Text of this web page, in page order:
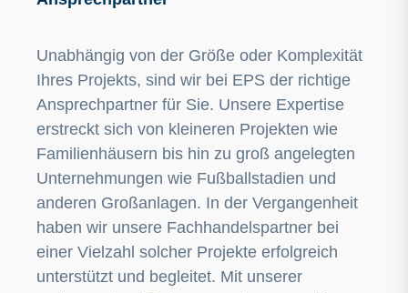
Unabhängig von der Größe oder Komplexität
Ihres Projekts, sind wir bei EPS der richtige
Ansprechpartner für Sie. Unsere Expertise
erstreckt sich von kleineren Projekten wie
Familienhäusern bis hin zu groß angelegten
Unternehmungen wie Fußballstadien und
anderen Großanlagen. In der Vergangenheit
haben wir unsere Fachhandelspartner bei
einer Vielzahl solcher Projekte erfolgreich
unterstützt und begleitet. Mit unserer